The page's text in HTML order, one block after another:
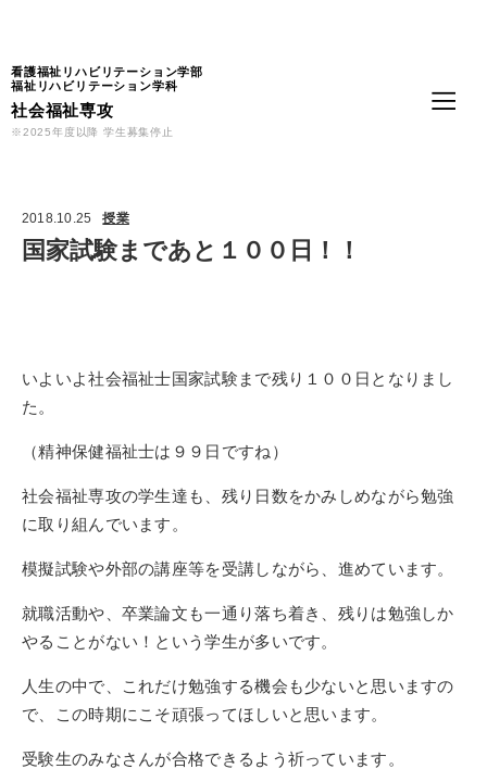
看護福祉リハビリテーション学部
福祉リハビリテーション学科
社会福祉専攻
※2025年度以降 学生募集停止
2018.10.25 授業
国家試験まであと１００日！！
いよいよ社会福祉士国家試験まで残り１００日となりまし
た。
（精神保健福祉士は９９日ですね）
社会福祉専攻の学生達も、残り日数をかみしめながら勉強
に取り組んでいます。
模擬試験や外部の講座等を受講しながら、進めています。
就職活動や、卒業論文も一通り落ち着き、残りは勉強しか
やることがない！という学生が多いです。
人生の中で、これだけ勉強する機会も少ないと思いますの
で、この時期にこそ頑張ってほしいと思います。
受験生のみなさんが合格できるよう祈っています。